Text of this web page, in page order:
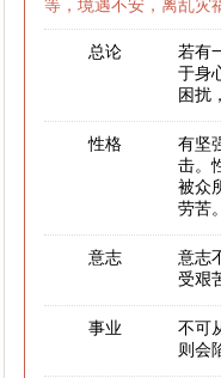
等，境遇不安，离乱灾
总论
若有
于身
困扰
性格
有坚
击。
被众
劳苦。
意志
意志
受艰
事业
不可
则会